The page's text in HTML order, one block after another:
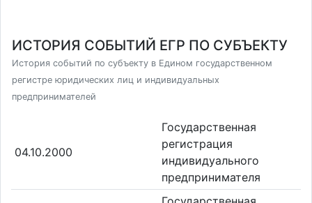
ИСТОРИЯ СОБЫТИЙ ЕГР ПО СУБЪЕКТУ
История событий по субъекту в Едином государственном
регистре юридических лиц и индивидуальных
предпринимателей
04.10.2000
Государственная
регистрация
индивидуального
предпринимателя